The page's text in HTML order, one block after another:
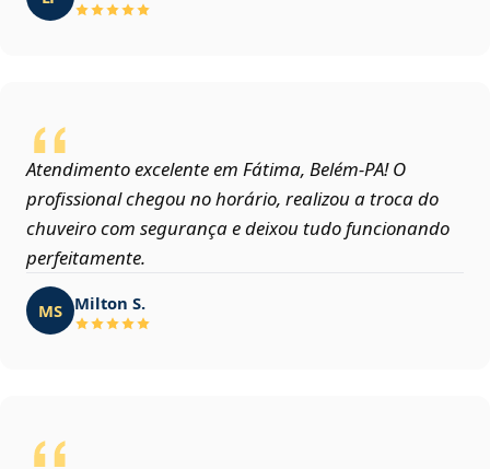
Atendimento excelente em Fátima, Belém‑PA! O
profissional chegou no horário, realizou a troca do
chuveiro com segurança e deixou tudo funcionando
perfeitamente.
MS Milton S.